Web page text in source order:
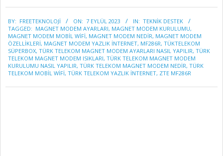
09-
07
BY: FREETEKNOLOJI ON: 7 EYLÜL 2023 IN: TEKNİK DESTEK
TAGGED: MAGNET MODEM AYARLARI, MAGNET MODEM KURULUMU,
MAGNET MODEM MOBİL WİFİ, MAGNET MODEM NEDİR, MAGNET MODEM
ÖZELLİKLERİ, MAGNET MODEM YAZLIK İNTERNET, MF286R, TÜKTELEKOM
SÜPERBOX, TÜRK TELEKOM MAGNET MODEM AYARLARI NASIL YAPILIR, TÜRK
TELEKOM MAGNET MODEM ISIKLARI, TÜRK TELEKOM MAGNET MODEM
KURULUMU NASIL YAPILIR, TÜRK TELEKOM MAGNET MODEM NEDİR, TÜRK
TELEKOM MOBİL WİFİ, TÜRK TELEKOM YAZLIK İNTERNET, ZTE MF286R